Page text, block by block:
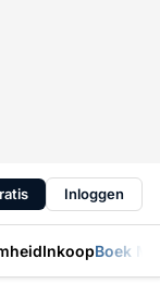
Inloggen
InkoopBoek